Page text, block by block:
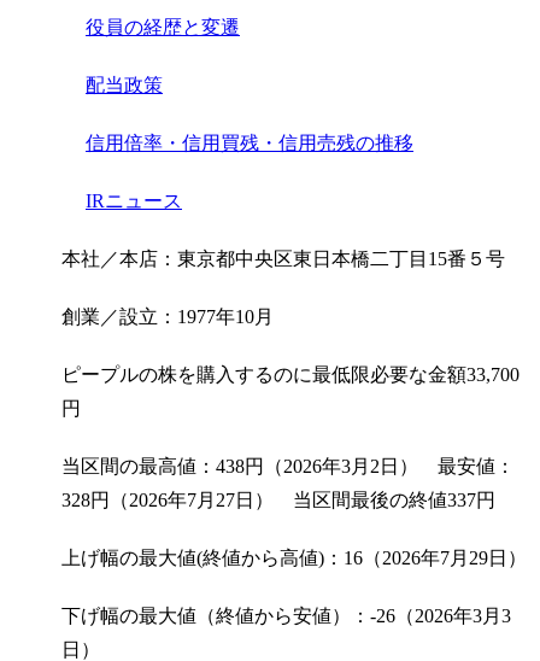
役員の経歴と変遷
配当政策
信用倍率・信用買残・信用売残の推移
IRニュース
本社／本店：東京都中央区東日本橋二丁目15番５号
創業／設立：1977年10月
ピープルの株を購入するのに最低限必要な金額33,700
円
当区間の最高値：438円（2026年3月2日） 最安値：
328円（2026年7月27日） 当区間最後の終値337円
上げ幅の最大値(終値から高値)：16（2026年7月29日）
下げ幅の最大値（終値から安値）：-26（2026年3月3
日）